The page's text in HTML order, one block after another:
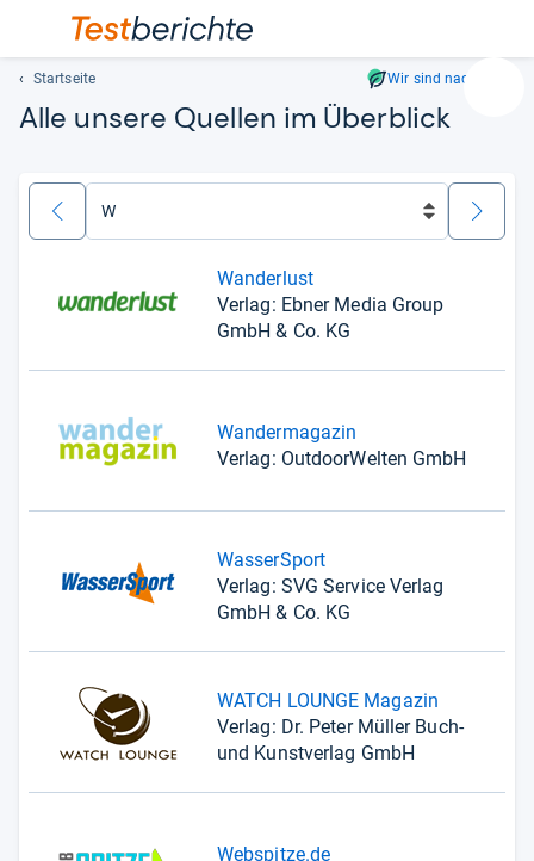
drei
Zeichen
und
den
Startseite Wir sind nachhaltig
Alle unsere Quellen im Überblick
zurück weiter
Wanderlust
Verlag: Ebner Media Group
GmbH & Co. KG
Wandermagazin
Verlag: OutdoorWelten GmbH
WasserSport
Verlag: SVG Service Verlag
GmbH & Co. KG
WATCH LOUNGE Magazin
Verlag: Dr. Peter Müller Buch-
und Kunstverlag GmbH
Webspitze.de